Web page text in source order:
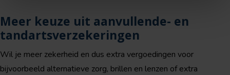
Meer keuze uit aanvullende- en
tandartsverzekeringen
Wil je meer zekerheid en dus extra vergoedingen voor
bijvoorbeeld alternatieve zorg, brillen en lenzen of extra